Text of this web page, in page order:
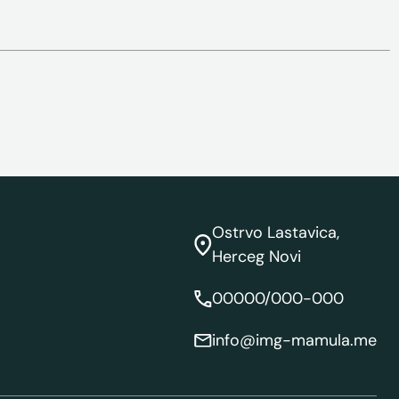
Ostrvo Lastavica,
Herceg Novi
00000/000-000
info@img-mamula.me